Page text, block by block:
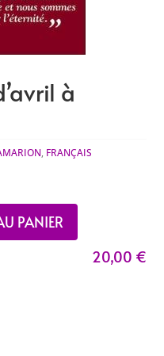
à
, FRANÇAIS
PANIER
20,00 €